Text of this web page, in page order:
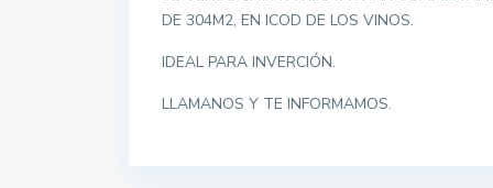
DE 304M2, EN ICOD DE LOS VINOS.
IDEAL PARA INVERCIÓN.
LLAMANOS Y TE INFORMAMOS.